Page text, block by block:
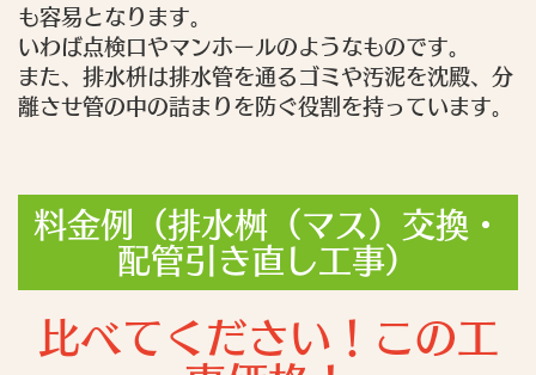
も容易となります。
いわば点検口やマンホールのようなものです。
また、排水枡は排水管を通るゴミや汚泥を沈殿、分
離させ管の中の詰まりを防ぐ役割を持っています。
料金例（排水桝（マス）交換・
配管引き直し工事）
比べてください！この工